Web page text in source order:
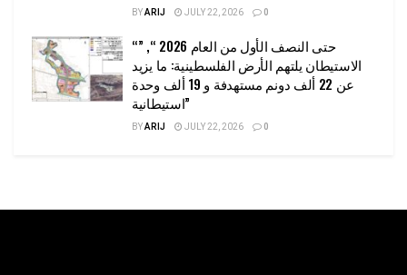
BYARIJ JULY 22, 2026 0
“حتى النصف الأول من العام 2026 “, ”
الاستيطان يلتهم الأرض الفلسطينية: ما يزيد
عن 22 ألف دونم مستهدفة و 19 ألف وحدة
استيطانية”
BYARIJ JULY 22, 2026 0